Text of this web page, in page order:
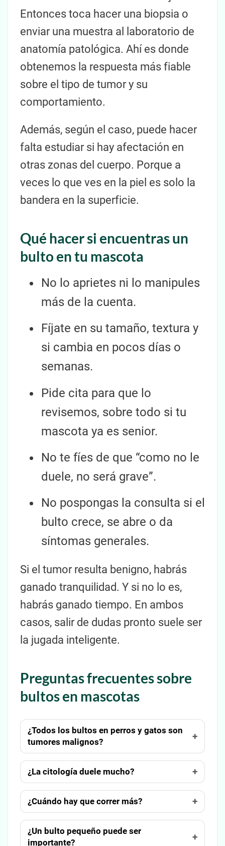
Entonces toca hacer una biopsia o
enviar una muestra al laboratorio de
anatomía patológica. Ahí es donde
obtenemos la respuesta más fiable
sobre el tipo de tumor y su
comportamiento.
Además, según el caso, puede hacer
falta estudiar si hay afectación en
otras zonas del cuerpo. Porque a
veces lo que ves en la piel es solo la
bandera en la superficie.
Qué hacer si encuentras un
bulto en tu mascota
No lo aprietes ni lo manipules
más de la cuenta.
Fíjate en su tamaño, textura y
si cambia en pocos días o
semanas.
Pide cita para que lo
revisemos, sobre todo si tu
mascota ya es senior.
No te fíes de que “como no le
duele, no será grave”.
No pospongas la consulta si el
bulto crece, se abre o da
síntomas generales.
Si el tumor resulta benigno, habrás
ganado tranquilidad. Y si no lo es,
habrás ganado tiempo. En ambos
casos, salir de dudas pronto suele ser
la jugada inteligente.
Preguntas frecuentes sobre
bultos en mascotas
¿Todos los bultos en perros y gatos son
tumores malignos?
¿La citología duele mucho?
¿Cuándo hay que correr más?
¿Un bulto pequeño puede ser
importante?